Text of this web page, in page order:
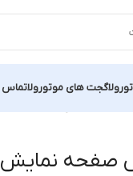
گجت های موتورولاتماس
صفحه